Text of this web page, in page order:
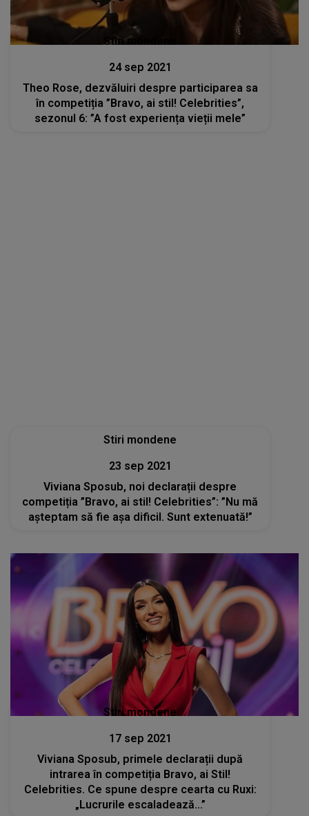
Stiri mondene
17 sep 2021
Viviana Sposub, primele declarații după
intrarea în competiția Bravo, ai Stil!
„Lucrurile escaladează...”
Stiri mondene
17 sep 2021
Cum se simte Carmen Negoiță în competiția
”Bravo, ai stil! Celebrities”: ”Am avut zile